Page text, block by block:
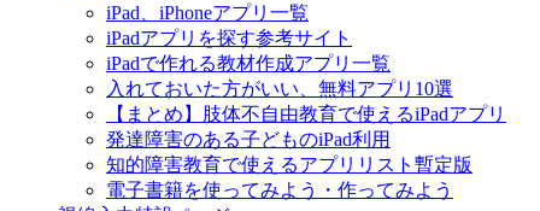
iPad、iPhoneアプリ一覧
iPadアプリを探す参考サイト
iPadで作れる教材作成アプリ一覧
入れておいた方がいい、無料アプリ10選
【まとめ】肢体不自由教育で使えるiPadアプリ
発達障害のある子どものiPad利用
知的障害教育で使えるアプリリスト暫定版
電子書籍を使ってみよう・作ってみよう